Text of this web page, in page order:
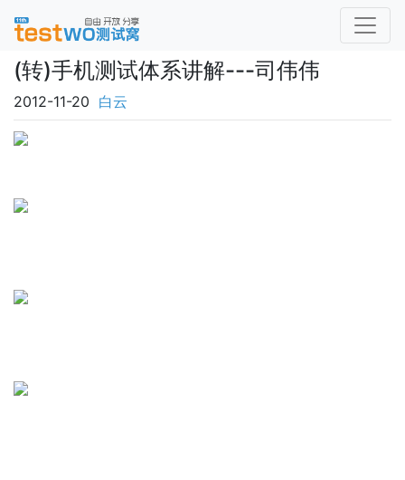
(转)手机测试体系讲解---司伟伟
2012-11-20 白云